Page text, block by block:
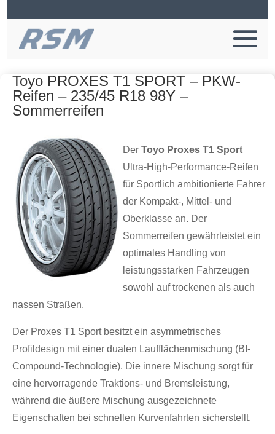
Toyo PROXES T1 SPORT – PKW-
Reifen – 235/45 R18 98Y –
Sommerreifen
Der Toyo Proxes T1 Sport
Ultra-High-Performance-Reifen
für Sportlich ambitionierte Fahrer
der Kompakt-, Mittel- und
Oberklasse an. Der
Sommerreifen gewährleistet ein
optimales Handling von
leistungsstarken Fahrzeugen
sowohl auf trockenen als auch
nassen Straßen.
Der Proxes T1 Sport besitzt ein asymmetrisches
Profildesign mit einer dualen Laufflächenmischung (BI-
Compound-Technologie). Die innere Mischung sorgt für
eine hervorragende Traktions- und Bremsleistung,
während die äußere Mischung ausgezeichnete
Eigenschaften bei schnellen Kurvenfahrten sicherstellt.